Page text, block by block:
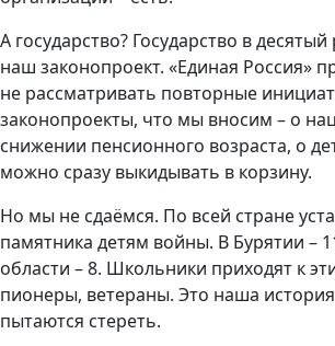
А государство? Государство в
наш законопроект. «Единая Россия»
не рассматривать повторные
законопроекты, что мы вносим – о
снижении пенсионного возраста, о
можно сразу выкидывать в корзину.
Но мы не сдаёмся. По всей стране
памятника детям войны. В Бурятии –
области – 8. Школьники приходят к
пионеры, ветераны. Это наша
пытаются стереть.